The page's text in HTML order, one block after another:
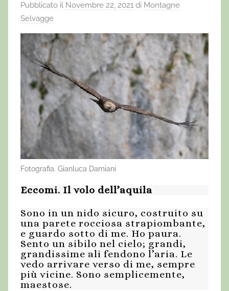
Pubblicato il Novembre 22, 2021 di Montagne
Selvagge
Fotografia. Gianluca Damiani
Eccomi. Il volo dell’aquila
Sono in un nido sicuro, costruito su
una parete rocciosa strapiombante,
e guardo sotto di me. Ho paura.
Sento un sibilo nel cielo; grandi,
grandissime ali fendono l’aria. Le
vedo arrivare verso di me, sempre
più vicine. Sono semplicemente,
maestose.